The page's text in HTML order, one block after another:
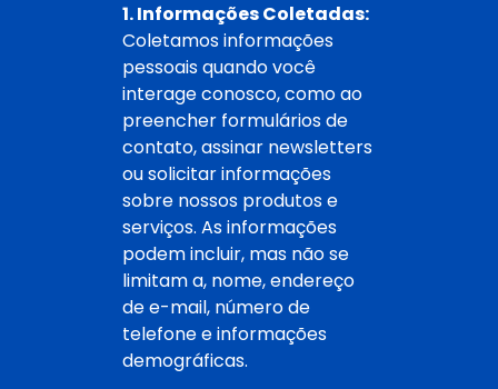
1. Informações Coletadas:
Coletamos informações
pessoais quando você
interage conosco, como ao
preencher formulários de
contato, assinar newsletters
ou solicitar informações
sobre nossos produtos e
serviços. As informações
podem incluir, mas não se
limitam a, nome, endereço
de e-mail, número de
telefone e informações
demográficas.